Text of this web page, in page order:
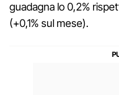
guadagna lo 0,2%
(+0,1% sul mese).